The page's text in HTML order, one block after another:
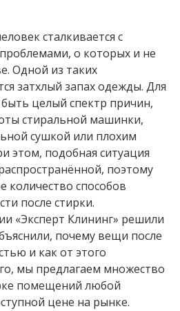
сталкивается с
о которых и не
Одной из таких
затхлый запах одежды. Для
целый спектр причин,
стиральной машинки,
сушкой или плохим
этом, подобная ситуация
поэтому
количество способов
после стирки.
«Эксперт Клининг» решили
почему вещи после
и как от этого
мы предлагаем множество
помещений любой
цене на рынке.